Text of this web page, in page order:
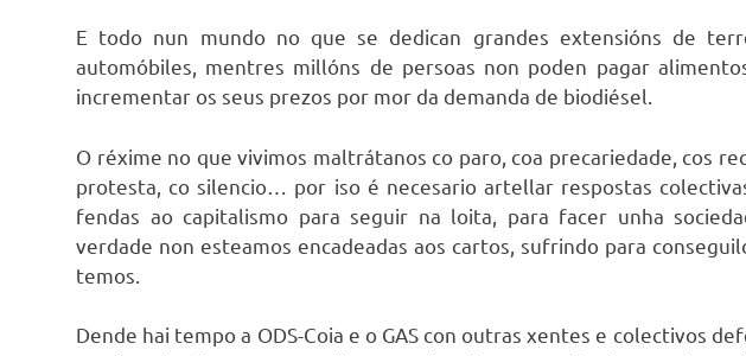
E todo nun mundo no que se dedican grandes extensións de
automóbiles, mentres millóns de persoas non poden pagar
incrementar os seus prezos por mor da demanda de biodiésel.
O réxime no que vivimos maltrátanos co paro, coa precariedade, cos
protesta, co silencio… por iso é necesario artellar respostas
fendas ao capitalismo para seguir na loita, para facer unha
verdade non esteamos encadeadas aos cartos, sufrindo para
temos.
Dende hai tempo a ODS-Coia e o GAS con outras xentes e colectivos